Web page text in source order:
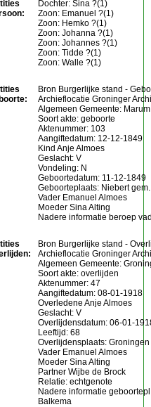
Dochter: Sina ?(1)
Zoon: Emanuel ?(1)
Zoon: Hemko ?(1)
Zoon: Johanna ?(1)
Zoon: Johannes ?(1)
Zoon: Tidde ?(1)
Zoon: Walle ?(1)
Bron Burgerlijke stand -
Archieflocatie Groninger
Algemeen Gemeente: Marum
Soort akte: geboorte
Aktenummer: 103
Aangiftedatum: 12-12-1849
Kind Anje Almoes
Geslacht: V
Vondeling: N
Geboortedatum: 11-12-1849
Geboorteplaats: Niebert
Vader Emanuel Almoes
Moeder Sina Alting
Nadere informatie beroep
Bron Burgerlijke stand -
Archieflocatie Groninger
Algemeen Gemeente:
Soort akte: overlijden
Aktenummer: 47
Aangiftedatum: 08-01-1918
Overledene Anje Almoes
Geslacht: V
Overlijdensdatum: 06-01-
Leeftijd: 68
Overlijdensplaats: Groningen
Vader Emanuel Almoes
Moeder Sina Alting
Partner Wijbe de Brock
Relatie: echtgenote
Nadere informatie
Balkema